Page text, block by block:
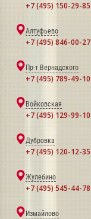
+7 (495) 150-29-85
Алтуфьево
+7 (495) 846-00-27
Пр-т Вернадского
+7 (495) 789-49-10
Войковская
+7 (495) 129-99-10
Дубровка
+7 (495) 120-12-35
Жулебино
+7 (495) 545-44-78
Измайлово